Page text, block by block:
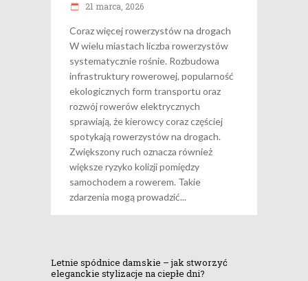
21 marca, 2026
Coraz więcej rowerzystów na drogach
W wielu miastach liczba rowerzystów
systematycznie rośnie. Rozbudowa
infrastruktury rowerowej, popularność
ekologicznych form transportu oraz
rozwój rowerów elektrycznych
sprawiają, że kierowcy coraz częściej
spotykają rowerzystów na drogach.
Zwiększony ruch oznacza również
większe ryzyko kolizji pomiędzy
samochodem a rowerem. Takie
zdarzenia mogą prowadzić
Letnie spódnice damskie – jak stworzyć
eleganckie stylizacje na ciepłe dni?